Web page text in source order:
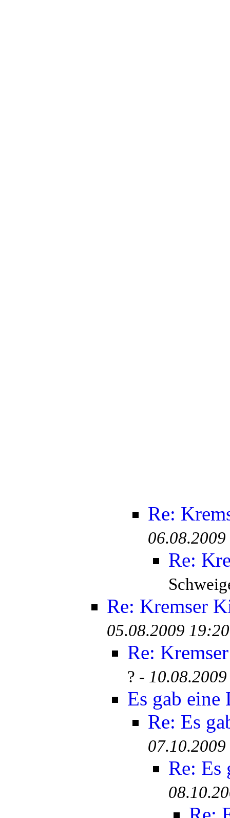
Re:
Re:
Re: Kremser
05.08.2009 19:20
Re:
? -
Es gab eine
Re: Es
Re: Es